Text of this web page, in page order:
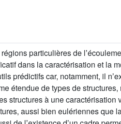
particulières de
dans la caractérisation et la
prédictifs car, notamment, il
étendue de types de
structures à une caractérisation
aussi bien eulériennes que